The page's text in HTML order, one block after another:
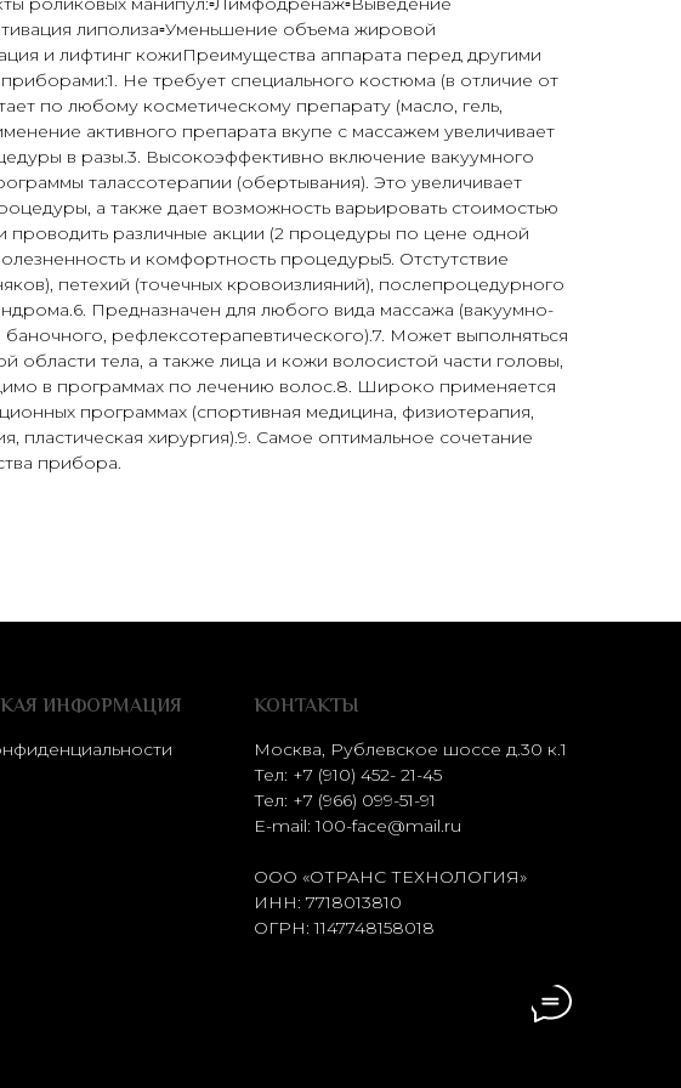
липолиза▫️Уменьшение объема жировой
и лифтинг кожиПреимущества аппарата перед другими
Не требует специального костюма (в отличие от
по любому косметическому препарату (масло, гель,
активного препарата вкупе с массажем увеличивает
в разы.3. Высокоэффективно включение вакуумного
талассотерапии (обертывания). Это увеличивает
а также дает возможность варьировать стоимостью
проводить различные акции (2 процедуры по цене одной
и комфортность процедуры5. Отстутствие
петехий (точечных кровоизлияний), послепроцедурного
Предназначен для любого вида массажа (вакуумно-
рефлексотерапевтического).7. Может выполняться
области тела, а также лица и кожи волосистой части головы,
в программах по лечению волос.8. Широко применяется
программах (спортивная медицина, физиотерапия,
пластическая хирургия).9. Самое оптимальное сочетание
прибора.
ИНФОРМАЦИЯ КОНТАКТЫ
Москва, Рублевское шоссе д.30 к.1
Тел: +7 (910) 452- 21-45
Тел: +7 (966) 099-51-91
E-mail:100-face@mail.ru
ООО «ОТРАНС ТЕХНОЛОГИЯ»
ИНН: 7718013810
ОГРН: 1147748158018